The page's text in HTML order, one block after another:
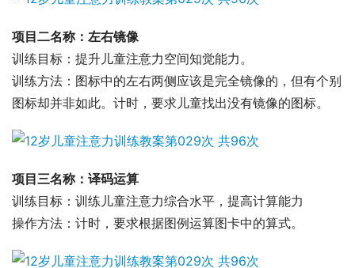
项目二名称：左右镜像
训练目标：提升儿童注意力空间知觉能力。
训练方法：图标中的左右两侧应该是完全镜像的，但有个别
图标却并非如此。计时，要求儿童找出没有镜像的图标。
项目三名称：译码运算
训练目标：训练儿童注意力综合水平，提高计算能力
操作方法：计时，要求根据图例运算图卡中的算式。